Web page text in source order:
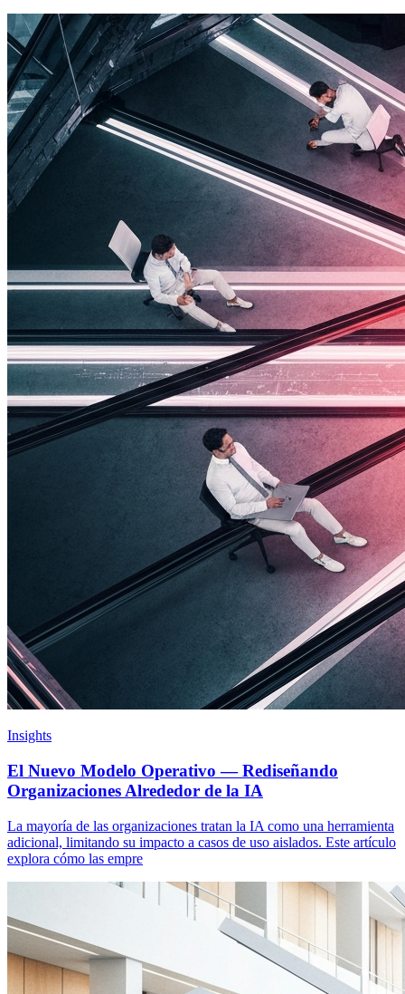
Insights
El Nuevo Modelo Operativo — Rediseñando
Organizaciones Alrededor de la IA
La mayoría de las organizaciones tratan la IA como una herramienta
adicional, limitando su impacto a casos de uso aislados. Este artículo
explora cómo las empre